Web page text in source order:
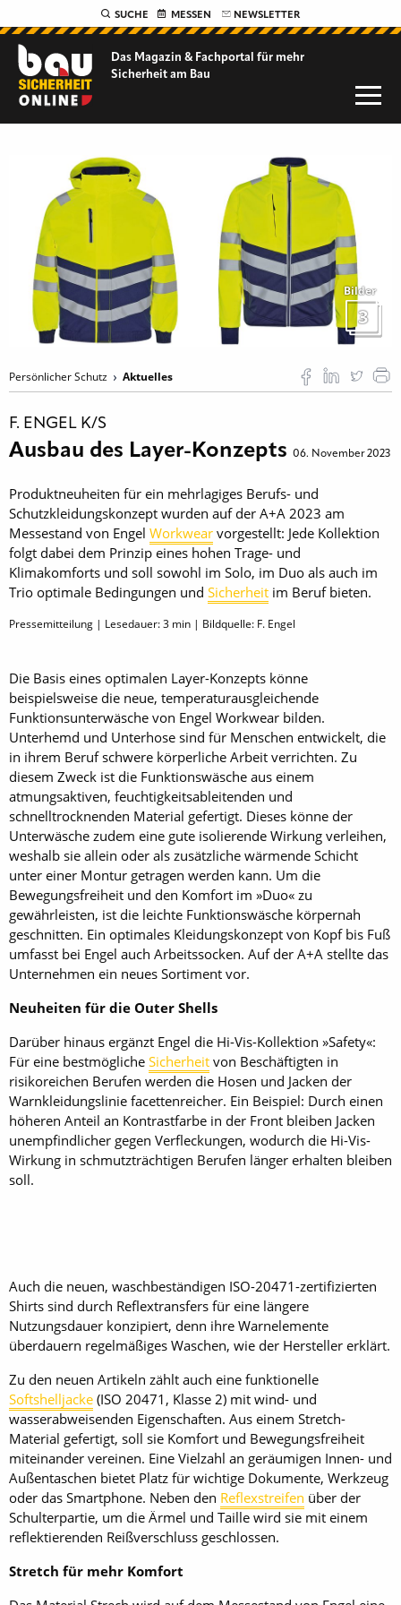
SUCHE MESSEN NEWSLETTER
Das Magazin & Fachportal für mehr
Sicherheit am Bau
Bilder
3
Persönlicher Schutz Aktuelles
F. ENGEL K/S
Ausbau des Layer-Konzepts 06. November 2023
Produktneuheiten für ein mehrlagiges Berufs- und
Schutzkleidungskonzept wurden auf der A+A 2023 am
Messestand von Engel Workwear vorgestellt: Jede Kollektion
folgt dabei dem Prinzip eines hohen Trage- und
Klimakomforts und soll sowohl im Solo, im Duo als auch im
Trio optimale Bedingungen und Sicherheit im Beruf bieten.
Pressemitteilung | Lesedauer:3 min | Bildquelle: F. Engel
Die Basis eines optimalen Layer-Konzepts könne
beispielsweise die neue, temperaturausgleichende
Funktionsunterwäsche von Engel Workwear bilden.
Unterhemd und Unterhose sind für Menschen entwickelt, die
in ihrem Beruf schwere körperliche Arbeit verrichten. Zu
diesem Zweck ist die Funktionswäsche aus einem
atmungsaktiven, feuchtigkeitsableitenden und
schnelltrocknenden Material gefertigt. Dieses könne der
Unterwäsche zudem eine gute isolierende Wirkung verleihen,
weshalb sie allein oder als zusätzliche wärmende Schicht
unter einer Montur getragen werden kann. Um die
Bewegungsfreiheit und den Komfort im »Duo« zu
gewährleisten, ist die leichte Funktionswäsche körpernah
geschnitten. Ein optimales Kleidungskonzept von Kopf bis Fuß
umfasst bei Engel auch Arbeitssocken. Auf der A+A stellte das
Unternehmen ein neues Sortiment vor.
Neuheiten für die Outer Shells
Darüber hinaus ergänzt ­Engel die Hi-Vis-Kollektion »Safety«:
Für eine bestmögliche Sicherheit von Beschäftigten in
risikoreichen Berufen werden die Hosen und Jacken der
Warnkleidungslinie facettenreicher. Ein Beispiel: Durch einen
höheren Anteil an Kontrastfarbe in der Front bleiben Jacken
unempfindlicher gegen Verfleckungen, wodurch die Hi-Vis-
Wirkung in schmutzträchtigen Berufen länger erhalten bleiben
soll.
Auch die neuen, waschbeständigen ISO-20471-zertifizierten
Shirts sind durch Reflextransfers für eine längere
Nutzungsdauer konzipiert, denn ihre Warnelemente
überdauern regelmäßiges Waschen, wie der Hersteller erklärt.
Zu den neuen Artikeln zählt auch eine funktionelle
Softshelljacke (ISO 20471, Klasse 2) mit wind- und
wasserabweisenden Eigenschaften. Aus einem Stretch-
Material gefertigt, soll sie Komfort und Bewegungsfreiheit
miteinander vereinen. Eine Vielzahl an geräumigen Innen- und
Außentaschen bietet Platz für wichtige Dokumente, Werkzeug
oder das Smartphone. Neben den Reflexstreifen über der
Schulterpartie, um die Ärmel und Taille wird sie mit einem
reflektierenden Reißverschluss geschlossen.
Stretch für mehr Komfort